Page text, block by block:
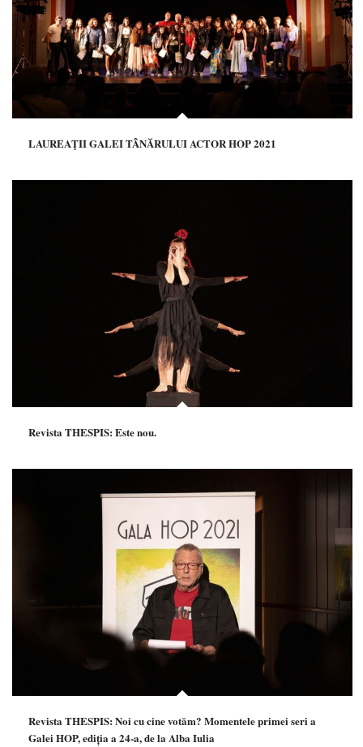
LAUREAŢII GALEI TÂNĂRULUI ACTOR HOP 2021
Revista THESPIS: Este nou.
Revista THESPIS: Noi cu cine votăm? Momentele primei seri a
Galei HOP, ediția a 24-a, de la Alba Iulia